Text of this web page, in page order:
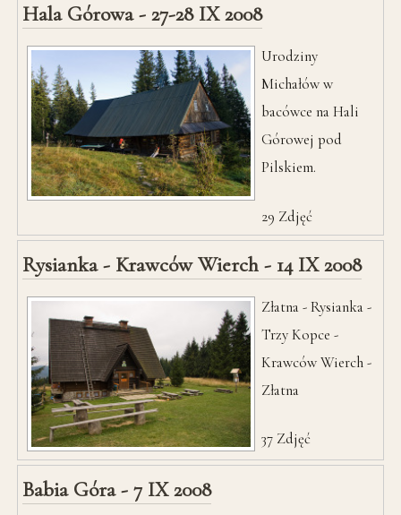
Hala Górowa - 27-28 IX 2008
Urodziny
Michałów w
bacówce na Hali
Górowej pod
Pilskiem.
29 Zdjęć
Rysianka - Krawców Wierch - 14 IX 2008
Złatna - Rysianka -
Trzy Kopce -
Krawców Wierch -
Złatna
37 Zdjęć
Babia Góra - 7 IX 2008